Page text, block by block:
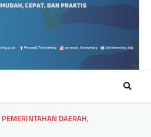
PEMERINTAHAN DAERAH,